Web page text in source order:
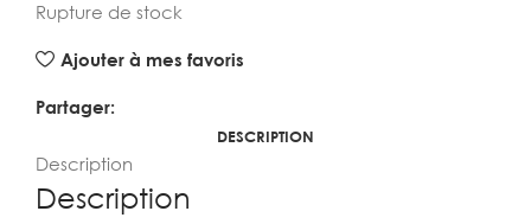
Rupture de stock
Ajouter à mes favoris
Partager:
DESCRIPTION
Description
Description